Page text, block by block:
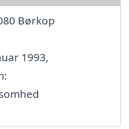
Børkop
1993,